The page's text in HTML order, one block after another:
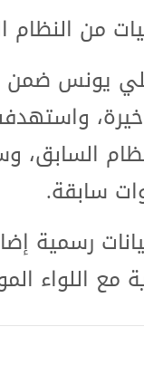
من النظام
يونس
سابقة.
رسمية
مع اللواء